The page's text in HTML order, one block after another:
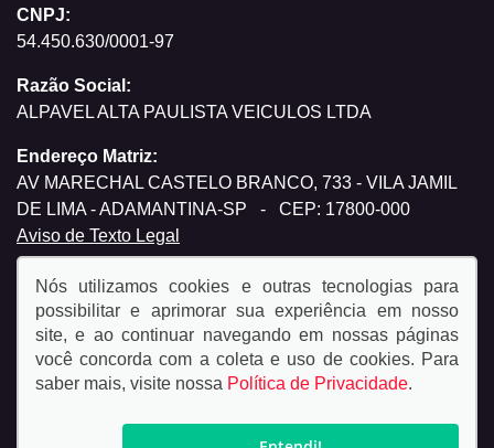
CNPJ:
54.450.630/0001-97
Razão Social:
ALPAVEL ALTA PAULISTA VEICULOS LTDA
Endereço Matriz:
AV MARECHAL CASTELO BRANCO, 733 - VILA JAMIL
DE LIMA - ADAMANTINA-SP
-
CEP: 17800-000
Aviso de Texto Legal
© Copyright 2026
privacidade.
Nós utilizamos cookies e outras tecnologias para
possibilitar e aprimorar sua experiência em nosso
site, e ao continuar navegando em nossas páginas
você concorda com a coleta e uso de cookies. Para
saber mais, visite nossa Política de Privacidade.